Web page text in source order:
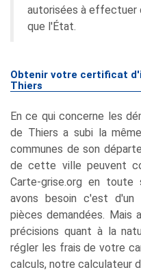
autorisées à effectuer
que l'État.
Obtenir votre certificat
Thiers
En ce qui concerne les
de Thiers a subi la
communes de son
de cette ville peuvent
Carte-grise.org en
avons besoin c'est
pièces demandées. Mais
précisions quant à la
régler les frais de votre
calculs, notre calculateur